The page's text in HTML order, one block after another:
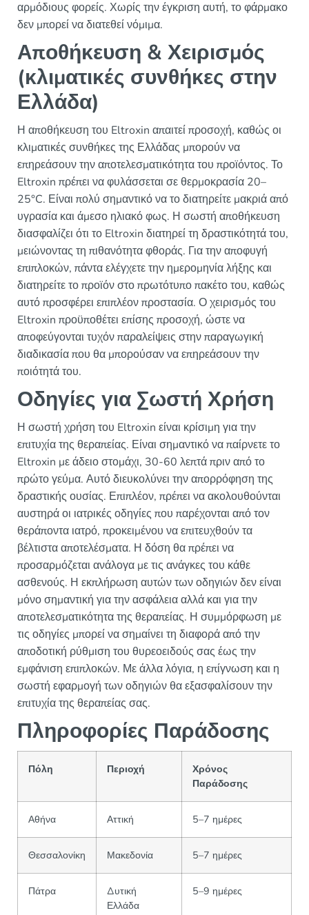
αρμόδιους φορείς. Χωρίς την έγκριση αυτή, το φάρμακο
δεν μπορεί να διατεθεί νόμιμα.
Αποθήκευση & Χειρισμός
(κλιματικές συνθήκες στην
Ελλάδα)
Η αποθήκευση του Eltroxin απαιτεί προσοχή, καθώς οι
κλιματικές συνθήκες της Ελλάδας μπορούν να
επηρεάσουν την αποτελεσματικότητα του προϊόντος. Το
Eltroxin πρέπει να φυλάσσεται σε θερμοκρασία 20–
25°C. Είναι πολύ σημαντικό να το διατηρείτε μακριά από
υγρασία και άμεσο ηλιακό φως. Η σωστή αποθήκευση
διασφαλίζει ότι το Eltroxin διατηρεί τη δραστικότητά του,
μειώνοντας τη πιθανότητα φθοράς. Για την αποφυγή
επιπλοκών, πάντα ελέγχετε την ημερομηνία λήξης και
διατηρείτε το προϊόν στο πρωτότυπο πακέτο του, καθώς
αυτό προσφέρει επιπλέον προστασία. Ο χειρισμός του
Eltroxin προϋποθέτει επίσης προσοχή, ώστε να
αποφεύγονται τυχόν παραλείψεις στην παραγωγική
διαδικασία που θα μπορούσαν να επηρεάσουν την
ποιότητά του.
Οδηγίες για Σωστή Χρήση
Η σωστή χρήση του Eltroxin είναι κρίσιμη για την
επιτυχία της θεραπείας. Είναι σημαντικό να παίρνετε το
Eltroxin με άδειο στομάχι, 30-60 λεπτά πριν από το
πρώτο γεύμα. Αυτό διευκολύνει την απορρόφηση της
δραστικής ουσίας. Επιπλέον, πρέπει να ακολουθούνται
αυστηρά οι ιατρικές οδηγίες που παρέχονται από τον
θεράποντα ιατρό, προκειμένου να επιτευχθούν τα
βέλτιστα αποτελέσματα. Η δόση θα πρέπει να
προσαρμόζεται ανάλογα με τις ανάγκες του κάθε
ασθενούς. Η εκπλήρωση αυτών των οδηγιών δεν είναι
μόνο σημαντική για την ασφάλεια αλλά και για την
αποτελεσματικότητα της θεραπείας. Η συμμόρφωση με
τις οδηγίες μπορεί να σημαίνει τη διαφορά από την
αποδοτική ρύθμιση του θυρεοειδούς σας έως την
εμφάνιση επιπλοκών. Με άλλα λόγια, η επίγνωση και η
σωστή εφαρμογή των οδηγιών θα εξασφαλίσουν την
επιτυχία της θεραπείας σας.
Πληροφορίες Παράδοσης
Πόλη Περιοχή
Χρόνος
Παράδοσης
Αθήνα Αττική 5–7 ημέρες
Θεσσαλονίκη Μακεδονία 5–7 ημέρες
Πάτρα
Δυτική
Ελλάδα
5–9 ημέρες